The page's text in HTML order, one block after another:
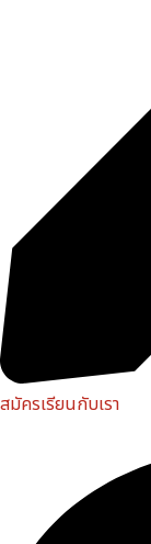
สมัครเรียนกับเรา